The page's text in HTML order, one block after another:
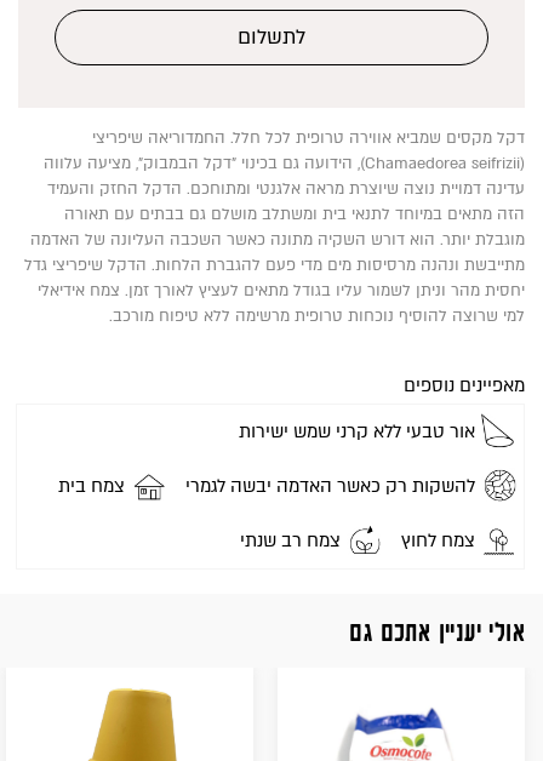
לתשלום
דקל מקסים שמביא אווירה טרופית לכל חלל. החמדוריאה שיפריצי
(Chamaedorea seifrizii), הידועה גם בכינוי "דקל הבמבוק", מציעה עלווה
עדינה דמויית נוצה שיוצרת מראה אלגנטי ומתוחכם. הדקל החזק והעמיד
הזה מתאים במיוחד לתנאי בית ומשתלב מושלם גם בבתים עם תאורה
מוגבלת יותר. הוא דורש השקיה מתונה כאשר השכבה העליונה של האדמה
מתייבשת ונהנה מרסיסות מים מדי פעם להגברת הלחות. הדקל שיפריצי גדל
יחסית מהר וניתן לשמור עליו בגודל מתאים לעציץ לאורך זמן. צמח אידיאלי
למי שרוצה להוסיף נוכחות טרופית מרשימה ללא טיפוח מורכב.
מאפיינים נוספים
אור טבעי ללא קרני שמש ישירות
להשקות רק כאשר האדמה יבשה לגמרי צמח בית
צמח לחוץ צמח רב שנתי
אולי יעניין אתכם גם